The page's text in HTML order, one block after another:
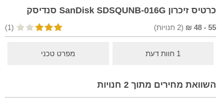
כרטיס זיכרון SanDisk SDSQUNB-016G סנדיסק
55
-
48
₪
(
2 חנויות) (1)
1 חוות דעת מפרט טכני
השוואת מחירים מתוך 2 חנויות